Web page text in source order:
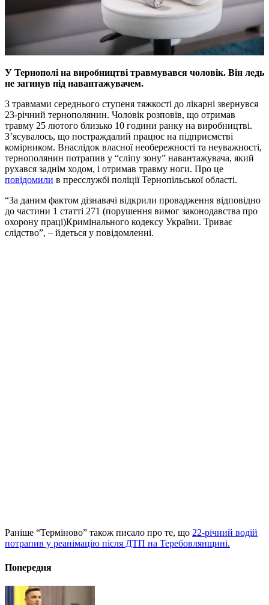
У Тернополі на виробництві травмувався чоловік. Він ледь
не загинув під навантажувачем.
З травмами середнього ступеня тяжкості до лікарні звернувся
23-річний тернополянин. Чоловік розповів, що отримав
травму 25 лютого близько 10 години ранку на виробництві.
З’ясувалось, що постраждалий працює на підприємстві
комірником. Внаслідок власної необережності та неуважності,
тернополянин потрапив у “сліпу зону” навантажувача, який
рухався заднім ходом, і отримав травму ноги. Про це
повідомили в пресслужбі поліції Тернопільської області.
“За даним фактом дізнавачі відкрили провадження відповідно
до частини 1 статті 271 (порушення вимог законодавства про
охорону праці)Кримінального кодексу України. Триває
слідство”, – йдеться у повідомленні.
Раніше “Терміново” також писало про те, що 22-річний водій
потрапив у реанімацію після ДТП на Теребовлянщині.
Попередня